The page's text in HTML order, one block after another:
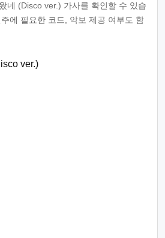
네 (Disco ver.) 가사를 확인할 수 있습
에 필요한 코드, 악보 제공 여부도 함
ver.)